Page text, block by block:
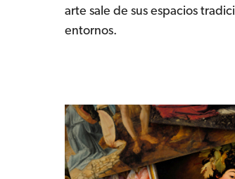
arte sale de sus espacios
entornos.